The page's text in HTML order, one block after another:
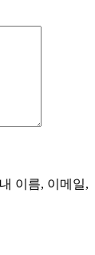
이름, 이메일,